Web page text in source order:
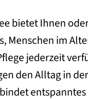
bietet Ihnen
Menschen im
jederzeit
den Alltag in